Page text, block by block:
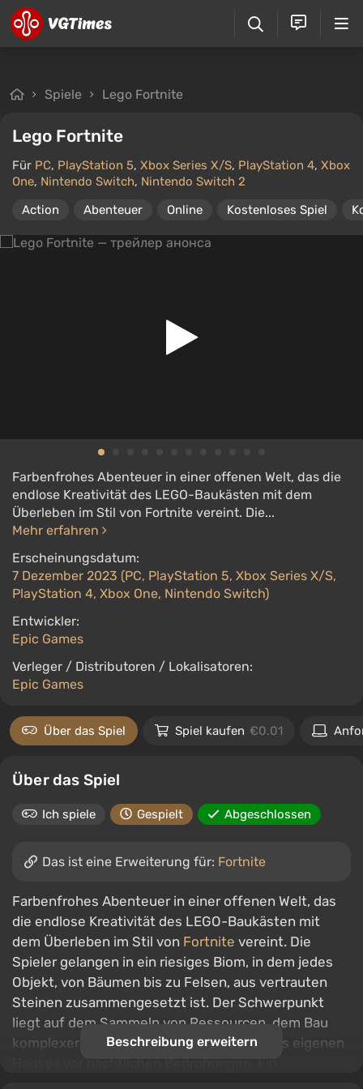
Spiele Lego Fortnite
Lego Fortnite
Für PC, PlayStation 5, Xbox Series X/S, PlayStation 4, Xbox
One, Nintendo Switch, Nintendo Switch 2
Action
Abenteuer Online Kostenloses Spiel
Farbenfrohes Abenteuer in einer offenen Welt, das die
endlose Kreativität des LEGO-Baukästen mit dem
Überleben im Stil von Fortnite vereint. Die...
Mehr erfahren
Erscheinungsdatum:
7 Dezember 2023 (PC, PlayStation 5, Xbox Series X/S,
PlayStation 4, Xbox One, Nintendo Switch)
Entwickler:
Epic Games
Verleger / Distributoren / Lokalisatoren:
Epic Games
Über das Spiel Spiel kaufen €0.01
Über das Spiel
Ich spiele Gespielt Abgeschlossen
Das ist eine Erweiterung für: Fortnite
Farbenfrohes Abenteuer in einer offenen Welt, das
die endlose Kreativität des LEGO-Baukästen mit
dem Überleben im Stil von Fortnite vereint. Die
Spieler gelangen in ein riesiges Biom, in dem jedes
Objekt, von Bäumen bis zu Felsen, aus vertrauten
Steinen zusammengesetzt ist. Der Schwerpunkt
liegt auf dem Sammeln von Ressourcen, dem Bau
komplexer Siedlungen und dem Schutz des eigenen
Beschreibung erweitern